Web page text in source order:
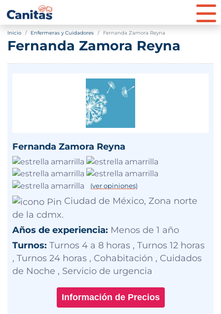
Inicio Enfermeras y Cuidadores Fernanda Zamora Reyna
Fernanda Zamora Reyna
Fernanda Zamora Reyna
(ver opiniones)
Ciudad de México, Zona norte
de la cdmx.
Años de experiencia: Menos de 1 año
Turnos: Turnos 4 a 8 horas , Turnos 12 horas
, Turnos 24 horas , Cohabitación , Cuidados
de Noche , Servicio de urgencia
Información de Precios